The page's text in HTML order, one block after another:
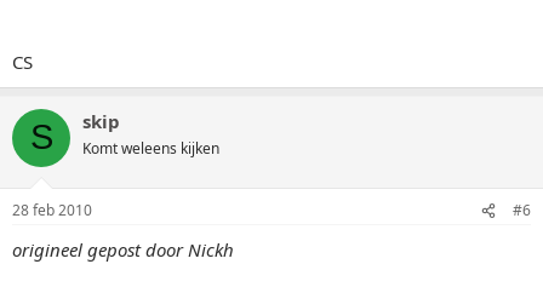
CS
S skip
Komt weleens kijken
28 feb 2010 #6
origineel gepost door Nickh